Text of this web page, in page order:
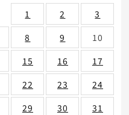
1 2
3
8 9
10
15 16
17
22 23
24
29 30
31